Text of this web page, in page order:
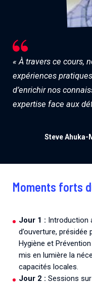
« À travers ce cours,
expériences
d’enrichir nos
expertise face aux
Steve Ahuka-
Moments forts
Jour 1 : Introduction
d’ouverture, présidée
Hygiène et
mis en lumière la
capacités locales.
Jour 2 : Sessions